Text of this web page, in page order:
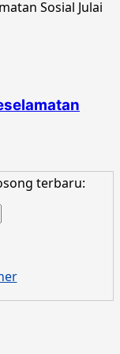
terbaru: